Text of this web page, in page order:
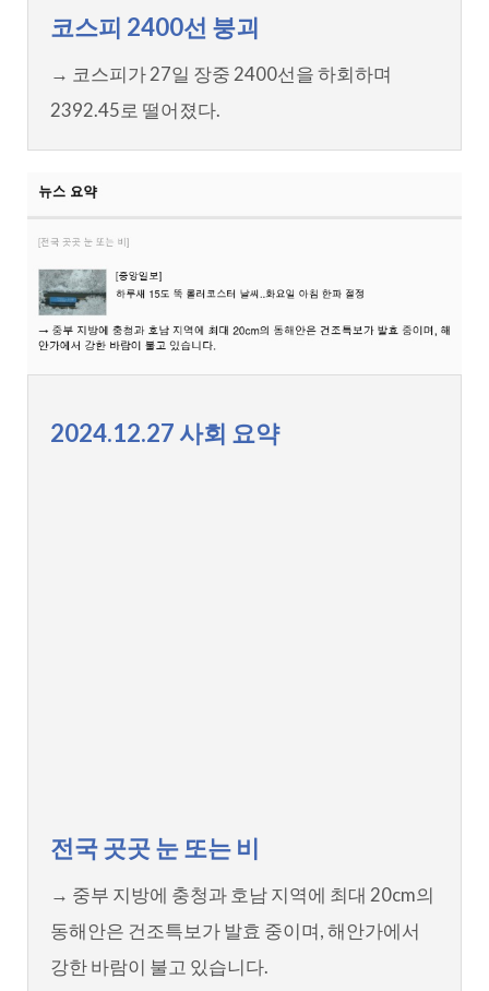
코스피 2400선 붕괴
→ 코스피가 27일 장중 2400선을 하회하며
2392.45로 떨어졌다.
2024.12.27 사회 요약
전국 곳곳 눈 또는 비
→ 중부 지방에 충청과 호남 지역에 최대 20cm의
동해안은 건조특보가 발효 중이며, 해안가에서
강한 바람이 불고 있습니다.